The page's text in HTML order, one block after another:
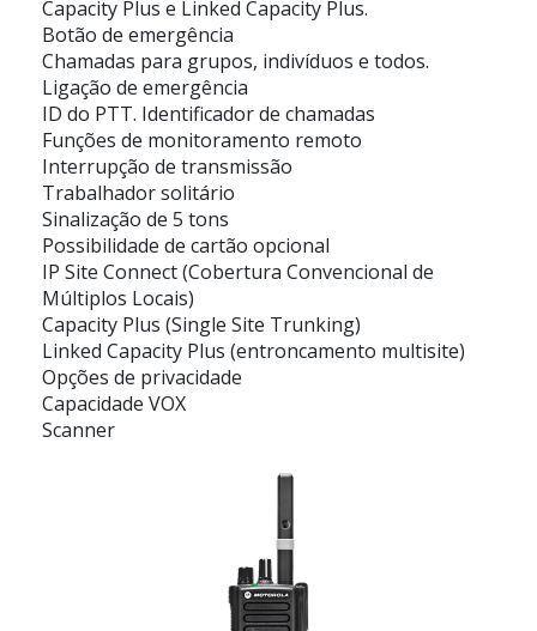
Capacity Plus e Linked Capacity Plus.
Botão de emergência
Chamadas para grupos, indivíduos e todos.
Ligação de emergência
ID do PTT. Identificador de chamadas
Funções de monitoramento remoto
Interrupção de transmissão
Trabalhador solitário
Sinalização de 5 tons
Possibilidade de cartão opcional
IP Site Connect (Cobertura Convencional de
Múltiplos Locais)
Capacity Plus (Single Site Trunking)
Linked Capacity Plus (entroncamento multisite)
Opções de privacidade
Capacidade VOX
Scanner